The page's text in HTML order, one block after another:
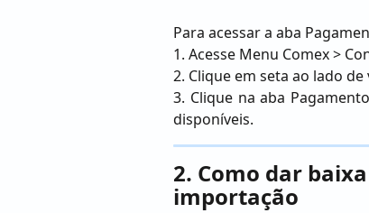
Para acessar a aba
1. Acesse Menu Comex >
2. Clique em seta ao lado
3. Clique na aba
disponíveis.
2. Como dar
importação